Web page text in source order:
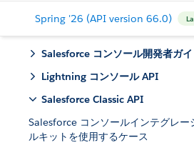
Spring '26 (API version 66.0)
Salesforce コンソール開発者ガイ
Lightning コンソール API
Salesforce Classic API
Salesforce コンソールインテグレー
ルキットを使用するケース